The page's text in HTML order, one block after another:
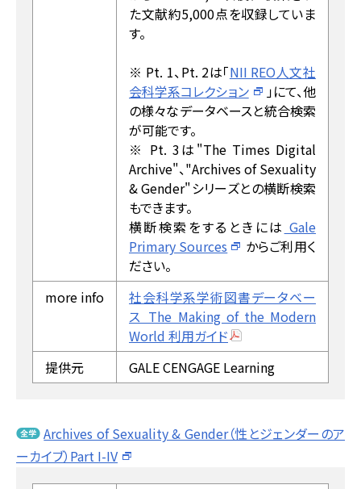
た文献約5,000点を収録していま
す。
※ Pt. 1、Pt. 2は「NII REO人文社
会科学系コレクション
」にて、他
の様々なデータベースと統合検索
が可能です。
※ Pt. 3は"The Times Digital
Archive"、"Archives of Sexuality
& Gender"シリーズとの横断検索
もできます。
横断検索をするときには Gale
Primary Sources
からご利用く
ださい。
more info
社会科学系学術図書データベー
ス The Making of the Modern
World 利用ガイド
提供元
GALE CENGAGE Learning
Archives of Sexuality & Gender（性とジェンダーのア
ーカイブ）Part I-IV